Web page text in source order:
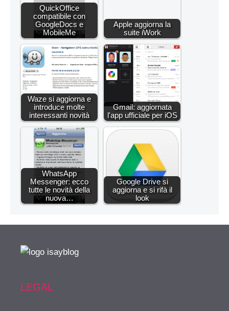
QuickOffice
compatibile con
GoogleDocs e
MobileMe
Apple aggiorna la
suite iWork
Waze si aggiorna e
introduce molte
interessanti novità
Gmail: aggiornata
l'app ufficiale per iOS
WhatsApp
Messenger: ecco
tutte le novità della
nuova…
Google Drive si
aggiorna e si rifà il
look
LEGAL